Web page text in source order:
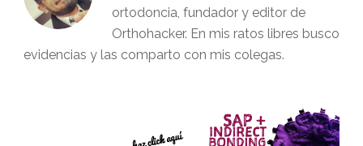
ortodoncia, fundador y editor de
Orthohacker. En mis ratos libres busco
evidencias y las comparto con mis colegas.